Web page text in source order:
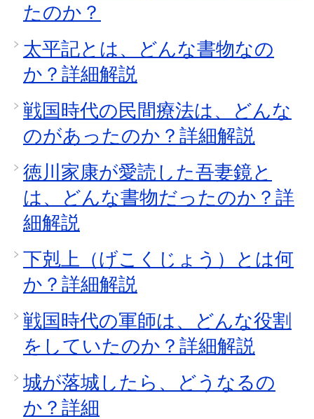
たのか？
太平記とは、どんな書物なの
か？詳細解説
戦国時代の民間療法は、どんな
のがあったのか？詳細解説
徳川家康が愛読した吾妻鏡と
は、どんな書物だったのか？詳
細解説
下剋上（げこくじょう）とは何
か？詳細解説
戦国時代の軍師は、どんな役割
をしていたのか？詳細解説
城が落城したら、どうなるの
か？詳細